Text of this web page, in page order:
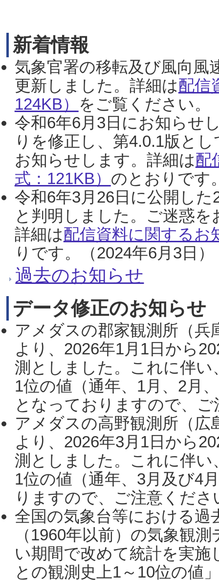
新着情報
気象官署の移転及び風向風
更新しました。詳細は配信
124KB） をご覧ください。
令和6年6月3日にお知らせ
りを修正し、第4.0.1版と
お知らせします。詳細は配
式：121KB） のとおりです
令和6年3月26日に公開し
と判明しました。ご迷惑
詳細は配信資料に関するお
りです。（2024年6月3日）
過去のお知らせ
データ修正のお知らせ
アメダスの郡家観測所（
より、2026年1月1日から
測としました。これに伴い
1位の値（通年、1月、2月
となっておりますので、
アメダスの高野観測所（
より、2026年3月1日から
測としました。これに伴い
1位の値（通年、3月及び4
りますので、ご注意くだ
全国の気象台等における過
（1960年以前）の気象観
い期間で改めて統計を実
との観測史上1～10位の値